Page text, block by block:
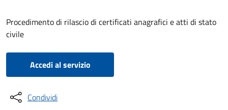
Procedimento di rilascio di certificati anagrafici e atti di stato
civile
Accedi al servizio
Condividi